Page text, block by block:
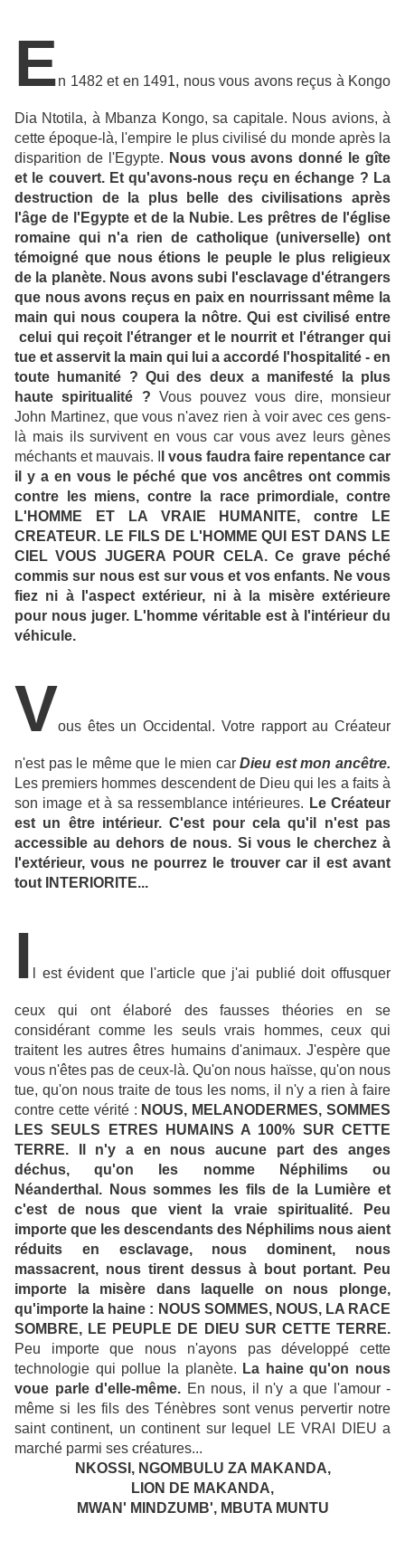
En 1482 et en 1491, nous vous avons reçus à Kongo
Dia Ntotila, à Mbanza Kongo, sa capitale. Nous avions, à
cette époque-là, l'empire le plus civilisé du monde après la
disparition de l'Egypte. Nous vous avons donné le gîte
et le couvert. Et qu'avons-nous reçu en échange ? La
destruction de la plus belle des civilisations après
l'âge de l'Egypte et de la Nubie. Les prêtres de l'église
romaine qui n'a rien de catholique (universelle) ont
témoigné que nous étions le peuple le plus religieux
de la planète. Nous avons subi l'esclavage d'étrangers
que nous avons reçus en paix en nourrissant même la
main qui nous coupera la nôtre. Qui est civilisé entre
celui qui reçoit l'étranger et le nourrit et l'étranger qui
tue et asservit la main qui lui a accordé l'hospitalité - en
toute humanité ? Qui des deux a manifesté la plus
haute spiritualité ? Vous pouvez vous dire, monsieur
John Martinez, que vous n'avez rien à voir avec ces gens-
là mais ils survivent en vous car vous avez leurs gènes
méchants et mauvais. I
l vous faudra faire repentance car
il y a en vous le péché que vos ancêtres ont commis
contre les miens, contre la race primordiale, contre
L'HOMME ET LA VRAIE HUMANITE, contre LE
CREATEUR. LE FILS DE L'HOMME QUI EST DANS LE
CIEL VOUS JUGERA POUR CELA. Ce grave péché
commis sur nous est sur vous et vos enfants. Ne vous
fiez ni à l'aspect extérieur, ni à la misère extérieure
pour nous juger. L'homme véritable est à l'intérieur du
véhicule.
Vous êtes un Occidental. Votre rapport au Créateur
n'est pas le même que le mien carDieu est mon ancêtre.
Les premiers hommes descendent de Dieu qui les a faits à
son image et à sa ressemblance intérieures. Le Créateur
est un être intérieur. C'est pour cela qu'il n'est pas
accessible au dehors de nous. Si vous le cherchez à
l'extérieur, vous ne pourrez le trouver car il est avant
tout INTERIORITE...
I l est évident que l'article que j'ai publié doit offusquer
ceux qui ont élaboré des fausses théories en se
considérant comme les seuls vrais hommes, ceux qui
traitent les autres êtres humains d'animaux. J'espère que
vous n'êtes pas de ceux-là. Qu'on nous haïsse, qu'on nous
tue, qu'on nous traite de tous les noms, il n'y a rien à faire
contre cette vérité : NOUS, MELANODERMES, SOMMES
LES SEULS ETRES HUMAINS A 100% SUR CETTE
TERRE. Il n'y a en nous aucune part des anges
déchus, qu'on les nomme Néphilims ou
Néanderthal.
Nous sommes les fils de la Lumière et
c'est de nous que vient la vraie spiritualité. Peu
importe que les descendants des Néphilims nous aient
réduits en esclavage, nous dominent, nous
massacrent, nous tirent dessus à bout portant. Peu
importe la misère dans laquelle on nous plonge,
qu'importe la haine : NOUS SOMMES, NOUS, LA RACE
SOMBRE, LE PEUPLE DE DIEU SUR CETTE TERRE.
Peu importe que nous n'ayons pas développé cette
technologie qui pollue la planète. La haine qu'on nous
voue parle d'elle-même. En nous, il n'y a que l'amour -
même si les fils des Ténèbres sont venus pervertir notre
saint continent, un continent sur lequel LE VRAI DIEU a
marché parmi ses créatures...
NKOSSI, NGOMBULU ZA MAKANDA,
LION DE MAKANDA,
MWAN' MINDZUMB', MBUTA MUNTU